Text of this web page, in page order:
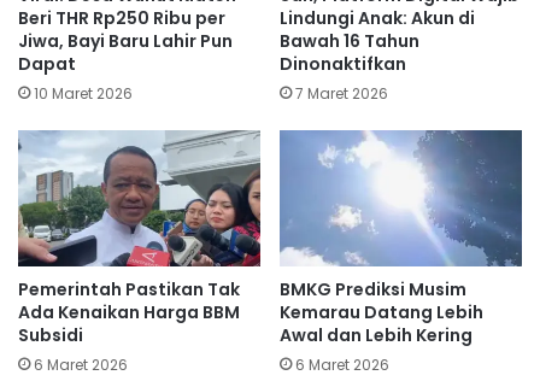
Beri THR Rp250 Ribu per
Jiwa, Bayi Baru Lahir Pun
Dapat
10 Maret 2026
Lindungi Anak: Akun di
Bawah 16 Tahun
Dinonaktifkan
7 Maret 2026
Pemerintah Pastikan Tak
Ada Kenaikan Harga BBM
Subsidi
6 Maret 2026
BMKG Prediksi Musim
Kemarau Datang Lebih
Awal dan Lebih Kering
6 Maret 2026